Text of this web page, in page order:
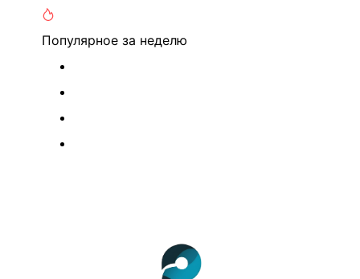
Популярное за неделю